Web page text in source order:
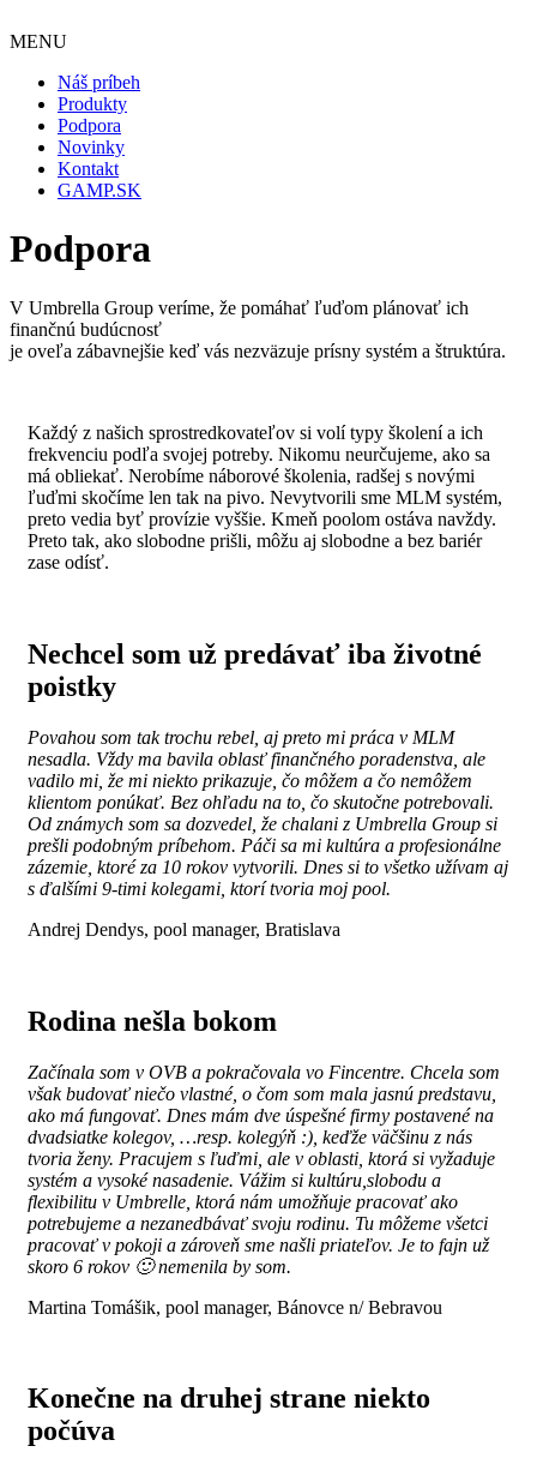
MENU
Náš príbeh
Produkty
Podpora
Novinky
Kontakt
GAMP.SK
Podpora
V Umbrella Group veríme, že pomáhať ľuďom plánovať ich
finančnú budúcnosť
je oveľa zábavnejšie keď vás nezväzuje prísny systém a štruktúra.
Každý z našich sprostredkovateľov si volí typy školení a ich
frekvenciu podľa svojej potreby. Nikomu neurčujeme, ako sa
má obliekať. Nerobíme náborové školenia, radšej s novými
ľuďmi skočíme len tak na pivo. Nevytvorili sme MLM systém,
preto vedia byť provízie vyššie. Kmeň poolom ostáva navždy.
Preto tak, ako slobodne prišli, môžu aj slobodne a bez bariér
zase odísť.
Nechcel som už predávať iba životné
poistky
Povahou som tak trochu rebel, aj preto mi práca v MLM
nesadla. Vždy ma bavila oblasť finančného poradenstva, ale
vadilo mi, že mi niekto prikazuje, čo môžem a čo nemôžem
klientom ponúkať. Bez ohľadu na to, čo skutočne potrebovali.
Od známych som sa dozvedel, že chalani z Umbrella Group si
prešli podobným príbehom. Páči sa mi kultúra a profesionálne
zázemie, ktoré za 10 rokov vytvorili. Dnes si to všetko užívam aj
s ďalšími 9-timi kolegami, ktorí tvoria moj pool.
Andrej Dendys, pool manager, Bratislava
Rodina nešla bokom
Začínala som v OVB a pokračovala vo Fincentre. Chcela som
však budovať niečo vlastné, o čom som mala jasnú predstavu,
ako má fungovať. Dnes mám dve úspešné firmy postavené na
dvadsiatke kolegov, …resp. kolegýň :), keďže väčšinu z nás
tvoria ženy. Pracujem s ľuďmi, ale v oblasti, ktorá si vyžaduje
systém a vysoké nasadenie. Vážim si kultúru,slobodu a
flexibilitu v Umbrelle, ktorá nám umožňuje pracovať ako
potrebujeme a nezanedbávať svoju rodinu. Tu môžeme všetci
pracovať v pokoji a zároveň sme našli priateľov. Je to fajn už
skoro 6 rokov 🙂 nemenila by som.
Martina Tomášik, pool manager, Bánovce n/ Bebravou
Konečne na druhej strane niekto
počúva